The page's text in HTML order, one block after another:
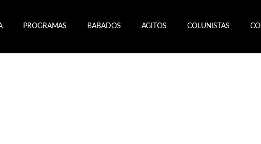
PROGRAMAS BABADOS AGITOS COLUNISTAS